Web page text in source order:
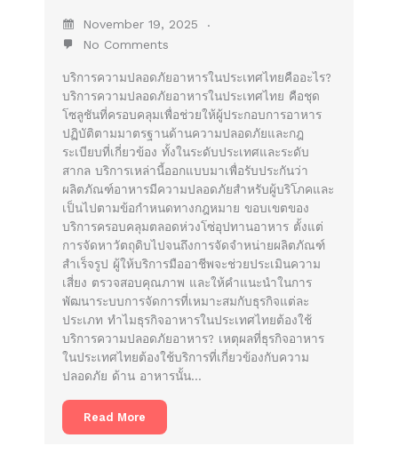
November 19, 2025
No Comments
บริการความปลอดภัยอาหารในประเทศไทยคืออะไร?
บริการความปลอดภัยอาหารในประเทศไทย คือชุด
โซลูชันที่ครอบคลุมเพื่อช่วยให้ผู้ประกอบการอาหาร
ปฏิบัติตามมาตรฐานด้านความปลอดภัยและกฎ
ระเบียบที่เกี่ยวข้อง ทั้งในระดับประเทศและระดับ
สากล บริการเหล่านี้ออกแบบมาเพื่อรับประกันว่า
ผลิตภัณฑ์อาหารมีความปลอดภัยสำหรับผู้บริโภคและ
เป็นไปตามข้อกำหนดทางกฎหมาย ขอบเขตของ
บริการครอบคลุมตลอดห่วงโซ่อุปทานอาหาร ตั้งแต่
การจัดหาวัตถุดิบไปจนถึงการจัดจำหน่ายผลิตภัณฑ์
สำเร็จรูป ผู้ให้บริการมืออาชีพจะช่วยประเมินความ
เสี่ยง ตรวจสอบคุณภาพ และให้คำแนะนำในการ
พัฒนาระบบการจัดการที่เหมาะสมกับธุรกิจแต่ละ
ประเภท ทำไมธุรกิจอาหารในประเทศไทยต้องใช้
บริการความปลอดภัยอาหาร? เหตุผลที่ธุรกิจอาหาร
ในประเทศไทยต้องใช้บริการที่เกี่ยวข้องกับความ
ปลอดภัย ด้าน อาหารนั้น…
Read More